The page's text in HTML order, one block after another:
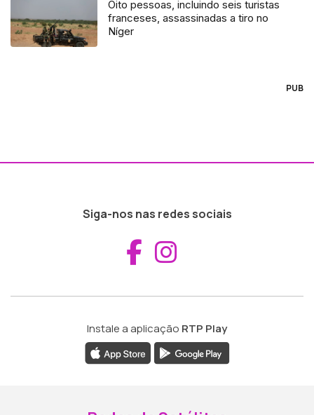
Oito pessoas, incluindo seis turistas
franceses, assassinadas a tiro no
Níger
PUB
Siga-nos nas redes sociais
Aceder ao
Instale a aplicação RTP Play